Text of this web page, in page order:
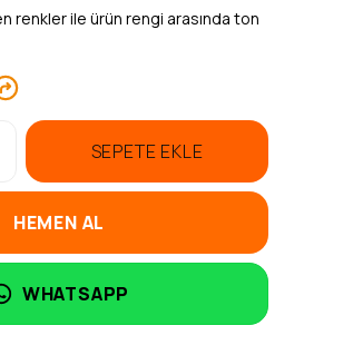
renkler ile ürün rengi arasında ton
SEPETE EKLE
HEMEN AL
WHATSAPP